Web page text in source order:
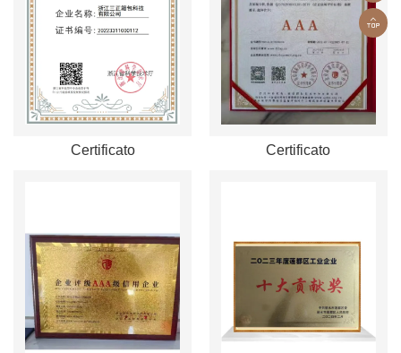
Certificato Certificato